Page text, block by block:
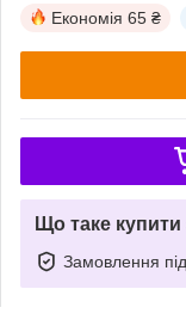
Економія 65 ₴
Що таке
Замовлення